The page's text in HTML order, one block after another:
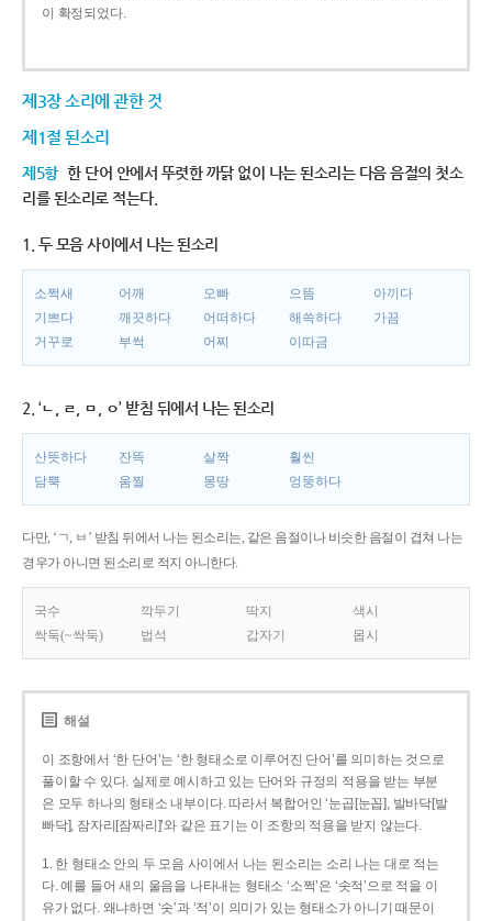
이 확정되었다.
제3장 소리에 관한 것
제1절 된소리
제5항 한 단어 안에서 뚜렷한 까닭 없이 나는 된소리는 다음 음절의 첫소
리를 된소리로 적는다.
1. 두 모음 사이에서 나는 된소리
소쩍새 어깨 오빠 으뜸
아끼다
기쁘다
깨끗하다 어떠하다 해쓱하다
가끔
거꾸로
부썩 어찌 이따금
2. ‘ㄴ, ㄹ, ㅁ, ㅇ’ 받침 뒤에서 나는 된소리
산뜻하다 잔뜩 살짝
훨씬
담뿍
움찔 몽땅 엉뚱하다
다만, ‘ㄱ, ㅂ’ 받침 뒤에서 나는 된소리는, 같은 음절이나 비슷한 음절이 겹쳐 나는
경우가 아니면 된소리로 적지 아니한다.
국수 깍두기 딱지
색시
싹둑(~싹둑)
법석 갑자기 몹시
해설
이 조항에서 ‘한 단어’는 ‘한 형태소로 이루어진 단어’를 의미하는 것으로
풀이할 수 있다. 실제로 예시하고 있는 단어와 규정의 적용을 받는 부분
은 모두 하나의 형태소 내부이다. 따라서 복합어인 ‘눈곱[눈꼽], 발바닥[발
빠닥], 잠자리[잠짜리]’와 같은 표기는 이 조항의 적용을 받지 않는다.
1. 한 형태소 안의 두 모음 사이에서 나는 된소리는 소리 나는 대로 적는
다. 예를 들어 새의 울음을 나타내는 형태소 ‘소쩍’은 ‘솟적’으로 적을 이
유가 없다. 왜냐하면 ‘솟’과 ‘적’이 의미가 있는 형태소가 아니기 때문이